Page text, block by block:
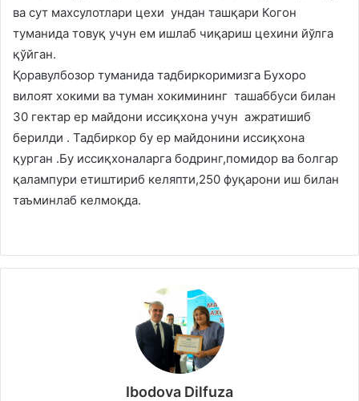
ва сут махсулотлари цехи ундан ташқари Когон
туманида товуқ учун ем ишлаб чиқариш цехини йўлга
қўйган.
Қоравулбозор туманида тадбиркоримизга Бухоро
вилоят хокими ва туман хокимининг ташаббуси билан
30 гектар ер майдони иссиқхона учун ажратишиб
берилди . Тадбиркор бу ер майдонини иссиқхона
қурган .Бу иссиқхоналарга бодринг,помидор ва болгар
қалампури етиштириб келяпти,250 фуқарони иш билан
таъминлаб келмоқда.
Ibodova Dilfuza